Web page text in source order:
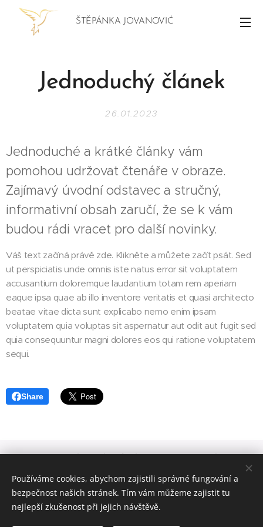
ŠTĚPÁNKA JOVANOVIĆ
Jednoduchý článek
26.01.2023
Jednoduché a krátké články vám
pomohou udržovat čtenáře v obraze.
Zajímavý úvodní odstavec a stručný,
informativní obsah zaručí, že se k vám
budou rádi vracet pro další novinky.
Váš text začíná právě zde. Klikněte a můžete začít psát. Sed
ut perspiciatis unde omnis iste natus error sit voluptatem
accusantium doloremque laudantium totam rem aperiam
eaque ipsa quae ab illo inventore veritatis et quasi architecto
beatae vitae dicta sunt explicabo nemo enim ipsam
voluptatem quia voluptas sit aspernatur aut odit aut fugit sed
quia consequuntur magni dolores eos qui ratione voluptatem
sequi.
Share
Obchodní podmínky| Zásady ochrany osobních
© 2023 Štěpánka Jovanović, Všechna práva vyhrazena |
webdesignMergala
Používáme cookies, abychom zajistili správné fungování a
bezpečnost našich stránek. Tím vám můžeme zajistit tu
nejlepší zkušenost při jejich návštěvě.